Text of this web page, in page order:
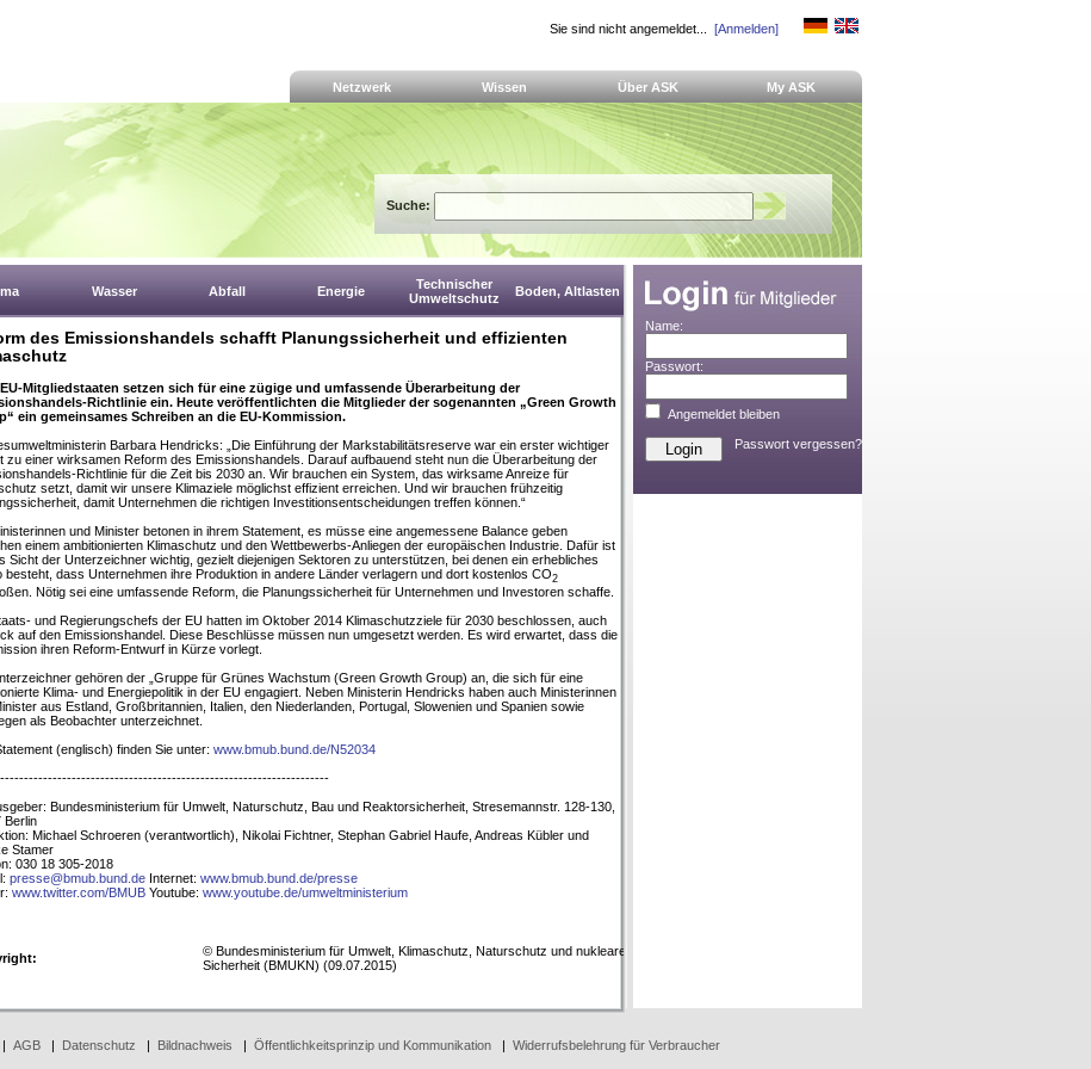
Sie sind nicht angemeldet... [Anmelden]
Netzwerk Wissen Über ASK My ASK
Suche:
Wasser Abfall Energie
Technischer
Umweltschutz
Boden, Altlasten
des Emissionshandels schafft Planungssicherheit und effizienten
Mitgliedstaaten setzen sich für eine zügige und umfassende Überarbeitung der
Richtlinie ein. Heute veröffentlichten die Mitglieder der sogenannten „Green Growth
ein gemeinsames Schreiben an die EU-Kommission.
Barbara Hendricks: „Die Einführung der Markstabilitätsreserve war ein erster wichtiger
zu einer wirksamen Reform des Emissionshandels. Darauf aufbauend steht nun die Überarbeitung der
Richtlinie für die Zeit bis 2030 an. Wir brauchen ein System, das wirksame Anreize für
setzt, damit wir unsere Klimaziele möglichst effizient erreichen. Und wir brauchen frühzeitig
damit Unternehmen die richtigen Investitionsentscheidungen treffen können.“
und Minister betonen in ihrem Statement, es müsse eine angemessene Balance geben
einem ambitionierten Klimaschutz und den Wettbewerbs-Anliegen der europäischen Industrie. Dafür ist
Sicht der Unterzeichner wichtig, gezielt diejenigen Sektoren zu unterstützen, bei denen ein erhebliches
besteht, dass Unternehmen ihre Produktion in andere Länder verlagern und dort kostenlos CO2
Nötig sei eine umfassende Reform, die Planungssicherheit für Unternehmen und Investoren schaffe.
und Regierungschefs der EU hatten im Oktober 2014 Klimaschutzziele für 2030 beschlossen, auch
auf den Emissionshandel. Diese Beschlüsse müssen nun umgesetzt werden. Es wird erwartet, dass die
ihren Reform-Entwurf in Kürze vorlegt.
gehören der „Gruppe für Grünes Wachstum (Green Growth Group) an, die sich für eine
Klima- und Energiepolitik in der EU engagiert. Neben Ministerin Hendricks haben auch Ministerinnen
aus Estland, Großbritannien, Italien, den Niederlanden, Portugal, Slowenien und Spanien sowie
als Beobachter unterzeichnet.
(englisch) finden Sie unter: www.bmub.bund.de/N52034
Bundesministerium für Umwelt, Naturschutz, Bau und Reaktorsicherheit, Stresemannstr. 128-130,
Berlin
Michael Schroeren (verantwortlich), Nikolai Fichtner, Stephan Gabriel Haufe, Andreas Kübler und
Stamer
030 18 305-2018
presse@bmub.bund.de Internet: www.bmub.bund.de/presse
www.twitter.com/BMUB Youtube: www.youtube.de/umweltministerium
© Bundesministerium für Umwelt, Klimaschutz, Naturschutz und nukleare
Sicherheit (BMUKN) (09.07.2015)
Name:
Passwort:
Angemeldet bleiben
Passwort vergessen?
AGB| Datenschutz Bildnachweis Öffentlichkeitsprinzip und Kommunikation| Widerrufsbelehrung für Verbraucher